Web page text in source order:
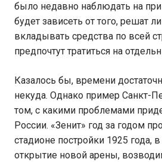
было недавно наблюдать на
будет зависеть от того, решат
вкладывать средства по всей
предпочтут тратиться на
Казалось бы, времени
некуда. Однако пример Санкт-
том, с какими проблемами
России. «Зенит» год за годом
стадионе постройки 1925 года,
открытие новой арены,